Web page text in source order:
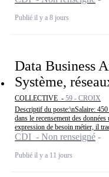
Publié il y a 8 jours
Data Business
Système,
COLLECTIVE - 59 - CROIX
Descriptif du poste:\nSalaire:
dans le recensement des
expression de besoin métier, il
CDI - Non renseigné
Publié il y a 11 jours